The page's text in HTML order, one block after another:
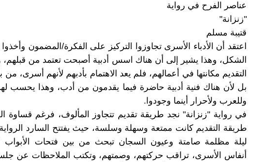
عناصر الفرح في رواية
"زنزانة"
قتيبة مسلم
اعتقد أن الأدباء الأسرى تجاوزوا التركيز على الفكرة/المضمون
الشكل، وهذا يشير إلى أن هناك اسس أدبية أصبحت تعتمد من قبلهم،
التقديم مكانتها في أعمالهم، فلم يعد الاهتمام بأدبهم لأنهم أسرى،
بل لأن هناك فنية أدبية حاضرة فيما يقدمون من أدب، وهذا يحسب
وللعرب ولأحرار أينما وجودوا.
في رواية "زنزانة" نجد طريقة تقديم تتجاوز المألوف، فرغم قساوة
طريقة التقديم كانت ممتعة وسهلة وسلسة، حيث يفتتح السارد
ليلة مظلمة صامتة وعيون السجان تبحث من بين فتحات